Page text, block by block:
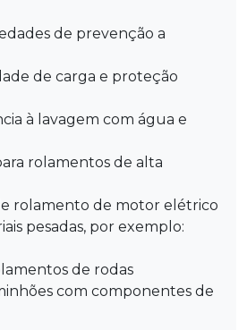
de prevenção a
de carga e proteção
à lavagem com água e
rolamentos de alta
rolamento de motor elétrico
pesadas, por exemplo:
de rodas
com componentes de